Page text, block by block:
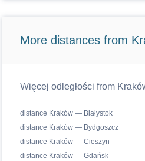
More distances from
Więcej odległości from
distance Kraków — Białystok
distance Kraków — Bydgoszcz
distance Kraków — Cieszyn
distance Kraków — Gdańsk